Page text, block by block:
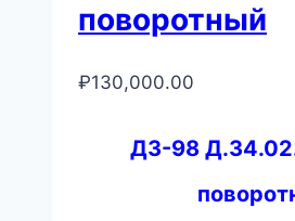
поворотный
₽130,000.00
ДЗ-98